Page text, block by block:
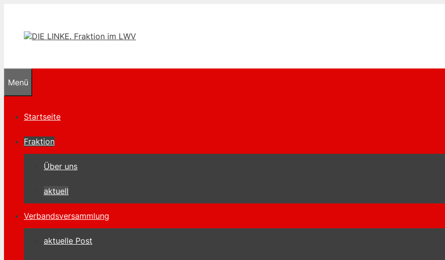
Menü
Startseite
Fraktion
Über uns
aktuell
Verbandsversammlung
aktuelle Post